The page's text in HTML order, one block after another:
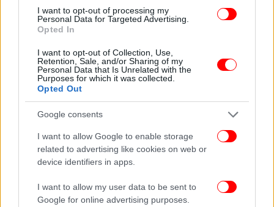
I want to opt-out of processing my
Personal Data for Targeted Advertising.
Opted In
I want to opt-out of Collection, Use,
Retention, Sale, and/or Sharing of my
Personal Data that Is Unrelated with the
Purposes for which it was collected.
Opted Out
Google consents
I want to allow Google to enable storage
related to advertising like cookies on web or
device identifiers in apps.
I want to allow my user data to be sent to
Google for online advertising purposes.
ότι «ευθύνη πολιτικού χαρακτήρα υπάρχει χωρίς
δεύτερη κουβέντα για όλους όσοι πέρασαν από ένα
υπουργείο όπου επί δέκα και πλέον χρόνια δεν
γίνονταν καλά πράγματα. Όσοι πήραν παραπάνω
χρήματα πρέπει να τα επιστρέψουν εντόκως. Και αν